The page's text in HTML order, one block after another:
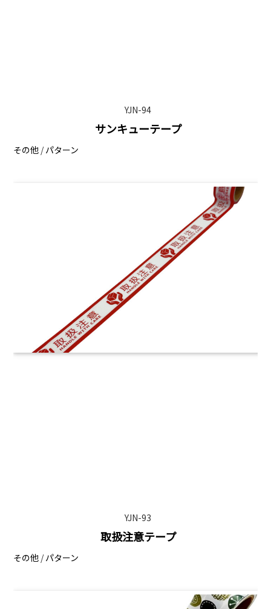
YJN-94
サンキューテープ
その他 /パターン
YJN-93
取扱注意テープ
その他 /パターン